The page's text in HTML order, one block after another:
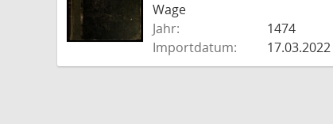
Wage
Jahr:
1474
Importdatum:
17.03.2022